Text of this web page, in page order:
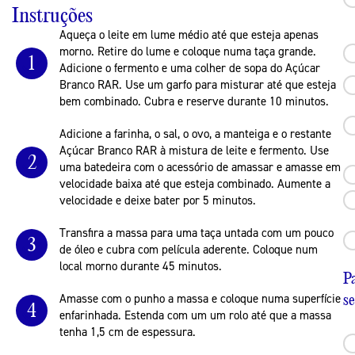
Instruções
1
Aqueça o leite em lume médio até que esteja apenas
morno. Retire do lume e coloque numa taça grande.
Adicione o fermento e uma colher de sopa do Açúcar
Branco RAR. Use um garfo para misturar até que esteja
bem combinado. Cubra e reserve durante 10 minutos.
2
Adicione a farinha, o sal, o ovo, a manteiga e o restante
Açúcar Branco RAR à mistura de leite e fermento. Use
uma batedeira com o acessório de amassar e amasse em
velocidade baixa até que esteja combinado. Aumente a
velocidade e deixe bater por 5 minutos.
3
Transfira a massa para uma taça untada com um pouco
de óleo e cubra com película aderente. Coloque num
local morno durante 45 minutos.
4
Amasse com o punho a massa e coloque numa superfície
enfarinhada. Estenda com um um rolo até que a massa
tenha 1,5 cm de espessura.